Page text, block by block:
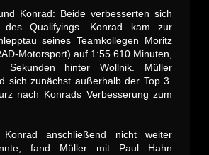
Konrad: Beide verbesserten sich
Qualifyings. Konrad kam zur
seines Teamkollegen Moritz
Motorsport) auf 1:55.610 Minuten,
Sekunden hinter Wollnik. Müller
sich zunächst außerhalb der Top 3.
nach Konrads Verbesserung zum
anschließend nicht weiter
fand Müller mit Paul Hahn